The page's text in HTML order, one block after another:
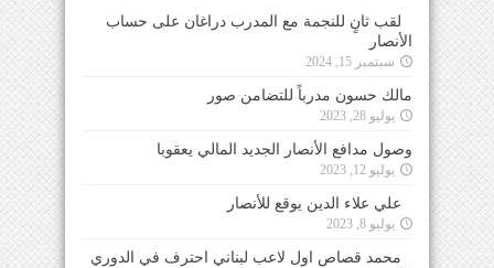
لقب ثانٍ للنجمة مع المدرب دراغان على حساب
الأنصار
سبتمبر 15, 2024
مالك حسون مدرباً للتضامن صور
يوليو 28, 2023
وصول مدافع الأنصار الجديد المالي يعقوبا
يوليو 12, 2023
علي علاء الدين يوقع للأنصار
يوليو 8, 2023
محمد قصاص اول لاعب لبناني احترف في الدوري